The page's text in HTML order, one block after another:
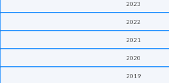
2023
2022
2021
2020
2019